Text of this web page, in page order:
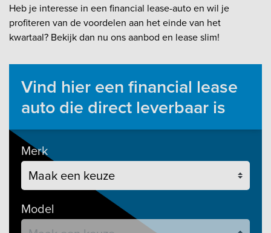
Heb je interesse in een financial lease-auto en wil je
profiteren van de voordelen aan het einde van het
kwartaal? Bekijk dan nu ons aanbod en lease slim!
Vind hier een financial lease
auto die direct leverbaar is
Merk
Model